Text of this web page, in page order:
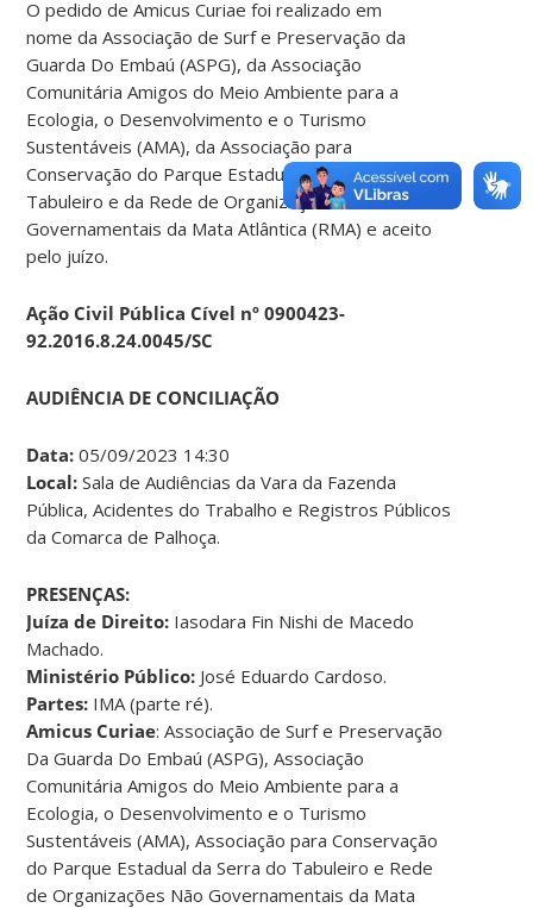
O pedido de Amicus Curiae foi realizado em
nome da Associação de Surf e Preservação da
Guarda Do Embaú (ASPG), da Associação
Comunitária Amigos do Meio Ambiente para a
Ecologia, o Desenvolvimento e o Turismo
Sustentáveis (AMA), da Associação para
Conservação do Parque Estadual da Serra do
Tabuleiro e da Rede de Organizações Não
Governamentais da Mata Atlântica (RMA) e aceito
pelo juízo.
Ação Civil Pública Cível nº 0900423-
92.2016.8.24.0045/SC
AUDIÊNCIA DE CONCILIAÇÃO
Data: 05/09/2023 14:30
Local: Sala de Audiências da Vara da Fazenda
Pública, Acidentes do Trabalho e Registros Públicos
da Comarca de Palhoça.
PRESENÇAS:
Juíza de Direito: Iasodara Fin Nishi de Macedo
Machado.
Ministério Público: José Eduardo Cardoso.
Partes: IMA (parte ré).
Amicus Curiae: Associação de Surf e Preservação
Da Guarda Do Embaú (ASPG), Associação
Comunitária Amigos do Meio Ambiente para a
Ecologia, o Desenvolvimento e o Turismo
Sustentáveis (AMA), Associação para Conservação
do Parque Estadual da Serra do Tabuleiro e Rede
de Organizações Não Governamentais da Mata